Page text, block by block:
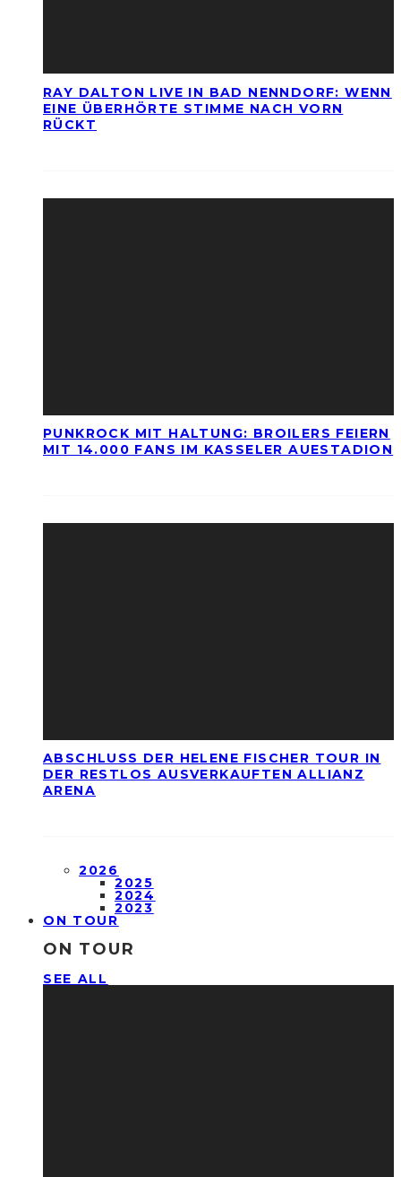
RAY DALTON LIVE IN BAD NENNDORF: WENN
EINE ÜBERHÖRTE STIMME NACH VORN
RÜCKT
PUNKROCK MIT HALTUNG: BROILERS FEIERN
MIT 14.000 FANS IM KASSELER AUESTADION
ABSCHLUSS DER HELENE FISCHER TOUR IN
DER RESTLOS AUSVERKAUFTEN ALLIANZ
ARENA
2026
2025
2024
2023
ON TOUR
ON TOUR
SEE ALL